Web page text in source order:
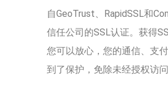
自GeoTrust、RapidSSL和
信任公司的SSL认证。获得
您可以放心，您的通信、支
到了保护，免除未经授权访问